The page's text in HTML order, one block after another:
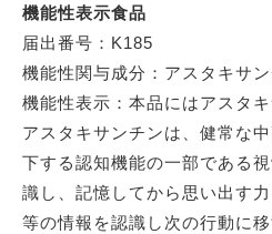
機能性表示食品
届出番号：K185
機能性関与成分：アスタキサ
機能性表示：本品にはアスタ
アスタキサンチンは、健常な
下する認知機能の一部である
識し、記憶してから思い出す
等の情報を認識し次の行動に